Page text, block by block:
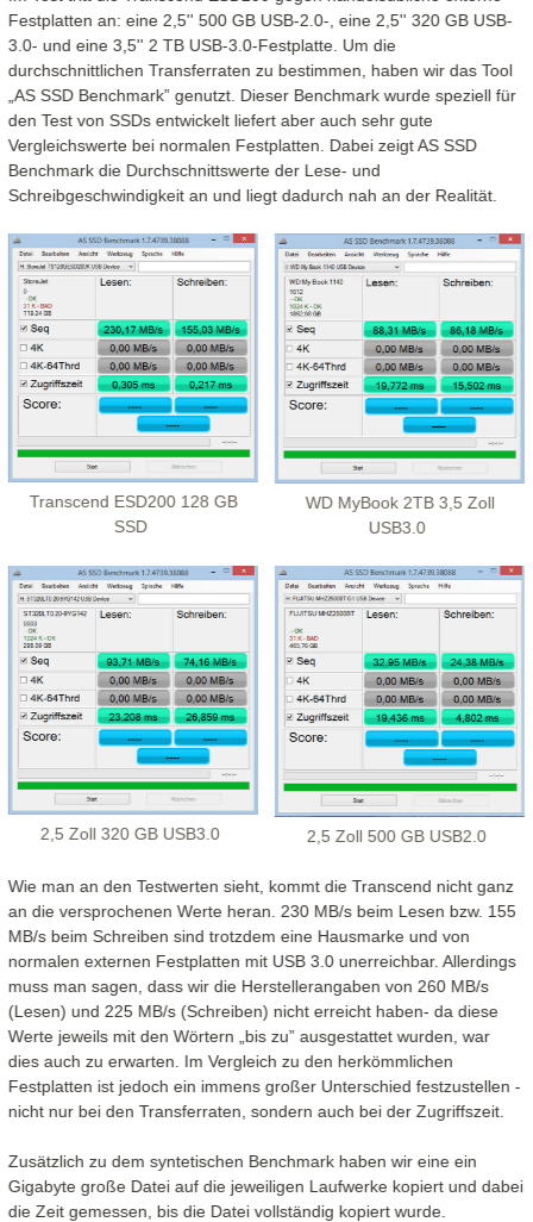
Festplatten an: eine 2,5'' 500 GB USB-2.0-, eine 2,5'' 320 GB USB-
3.0- und eine 3,5'' 2 TB USB-3.0-Festplatte. Um die
durchschnittlichen Transferraten zu bestimmen, haben wir das Tool
„AS SSD Benchmark” genutzt. Dieser Benchmark wurde speziell für
den Test von SSDs entwickelt liefert aber auch sehr gute
Vergleichswerte bei normalen Festplatten. Dabei zeigt AS SSD
Benchmark die Durchschnittswerte der Lese- und
Schreibgeschwindigkeit an und liegt dadurch nah an der Realität.
Transcend ESD200 128 GB
SSD
WD MyBook 2TB 3,5 Zoll
USB3.0
2,5 Zoll 320 GB USB3.0 2,5 Zoll 500 GB USB2.0
Wie man an den Testwerten sieht, kommt die Transcend nicht ganz
an die versprochenen Werte heran. 230 MB/s beim Lesen bzw. 155
MB/s beim Schreiben sind trotzdem eine Hausmarke und von
normalen externen Festplatten mit USB 3.0 unerreichbar. Allerdings
muss man sagen, dass wir die Herstellerangaben von 260 MB/s
(Lesen) und 225 MB/s (Schreiben) nicht erreicht haben- da diese
Werte jeweils mit den Wörtern „bis zu” ausgestattet wurden, war
dies auch zu erwarten. Im Vergleich zu den herkömmlichen
Festplatten ist jedoch ein immens großer Unterschied festzustellen -
nicht nur bei den Transferraten, sondern auch bei der Zugriffszeit.
Zusätzlich zu dem syntetischen Benchmark haben wir eine ein
Gigabyte große Datei auf die jeweiligen Laufwerke kopiert und dabei
die Zeit gemessen, bis die Datei vollständig kopiert wurde.